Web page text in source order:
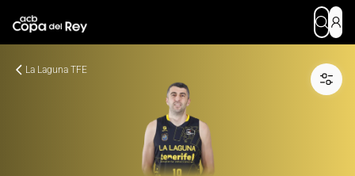
La Laguna TFE